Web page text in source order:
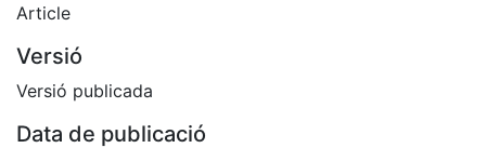
Article
Versió
Versió publicada
Data de publicació